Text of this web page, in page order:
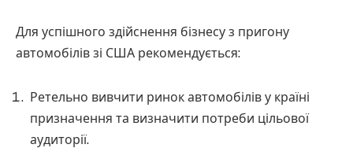
Для успішного здійснення бізнесу з пригону
автомобілів зі США рекомендується:
Ретельно вивчити ринок автомобілів у країні
призначення та визначити потреби цільової
аудиторії.